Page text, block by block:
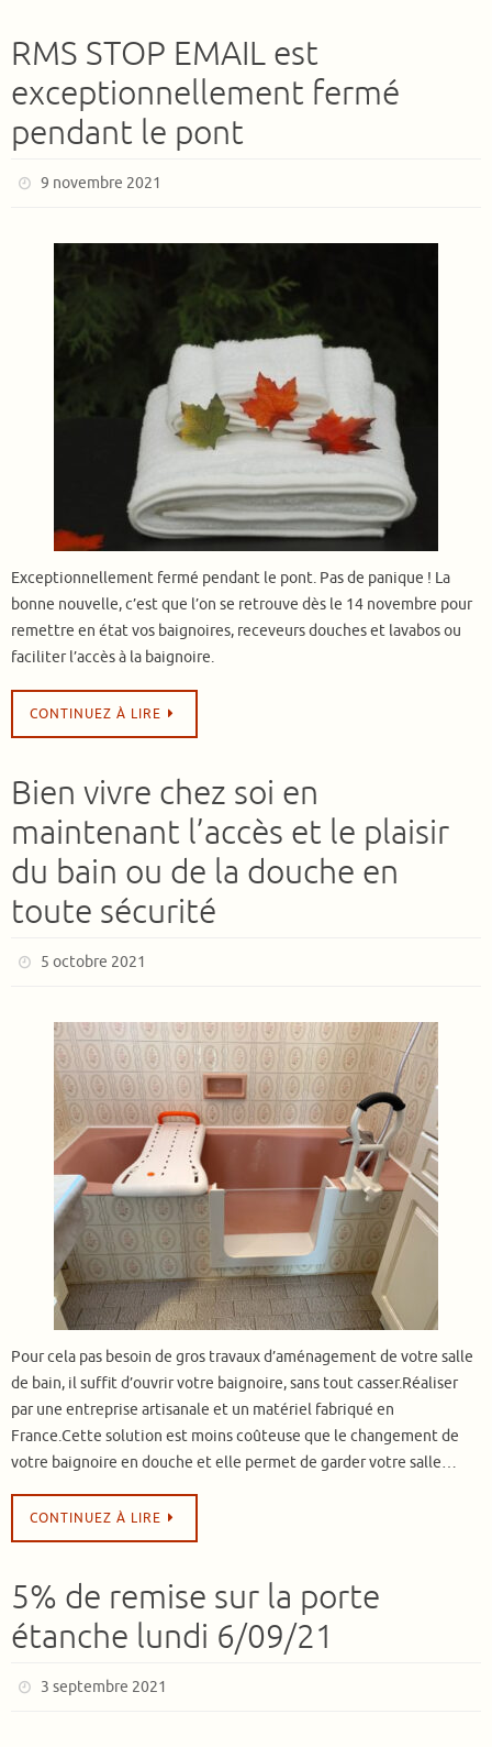
RMS STOP EMAIL est
exceptionnellement fermé
pendant le pont
9 novembre 2021
Exceptionnellement fermé pendant le pont. Pas de panique ! La
bonne nouvelle, c’est que l’on se retrouve dès le 14 novembre pour
remettre en état vos baignoires, receveurs douches et lavabos ou
faciliter l’accès à la baignoire.
CONTINUEZ À LIRE
Bien vivre chez soi en
maintenant l’accès et le plaisir
du bain ou de la douche en
toute sécurité
5 octobre 2021
Pour cela pas besoin de gros travaux d’aménagement de votre salle
de bain, il suffit d’ouvrir votre baignoire, sans tout casser.Réaliser
par une entreprise artisanale et un matériel fabriqué en
France.Cette solution est moins coûteuse que le changement de
votre baignoire en douche et elle permet de garder votre salle…
CONTINUEZ À LIRE
5% de remise sur la porte
étanche lundi 6/09/21
3 septembre 2021